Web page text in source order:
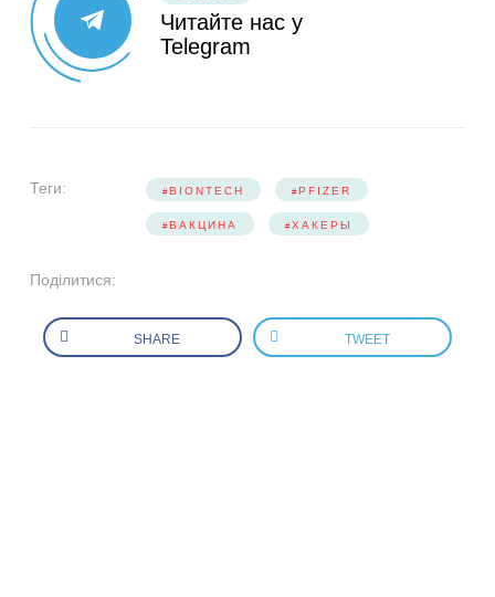
Читайте нас у
Telegram
Теги: BIONTECH PFIZER
ВАКЦИНА ХАКЕРЫ
Поділитися:
SHARE TWEET